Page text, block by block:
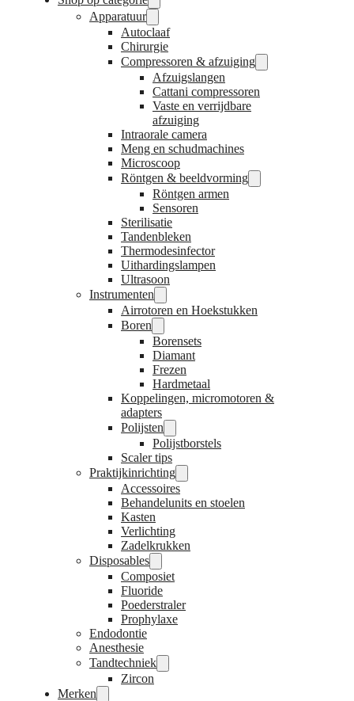
Apparatuur
Autoclaaf
Chirurgie
Compressoren & afzuiging
Afzuigslangen
Cattani compressoren
Vaste en verrijdbare
afzuiging
Intraorale camera
Meng en schudmachines
Microscoop
Röntgen & beeldvorming
Röntgen armen
Sensoren
Sterilisatie
Tandenbleken
Thermodesinfector
Uithardingslampen
Ultrasoon
Instrumenten
Airrotoren en Hoekstukken
Boren
Borensets
Diamant
Frezen
Hardmetaal
Koppelingen, micromotoren &
adapters
Polijsten
Polijstborstels
Scaler tips
Praktijkinrichting
Accessoires
Behandelunits en stoelen
Kasten
Verlichting
Zadelkrukken
Disposables
Composiet
Fluoride
Poederstraler
Prophylaxe
Endodontie
Anesthesie
Tandtechniek
Zircon
Merken